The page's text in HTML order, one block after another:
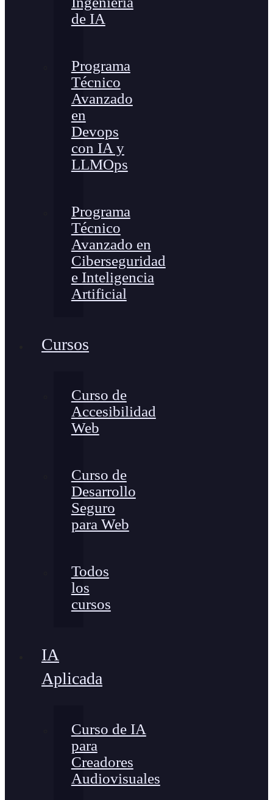
de IA
Programa
Técnico
Avanzado
en
Devops
con IA y
LLMOps
Programa
Técnico
Avanzado en
Ciberseguridad
e Inteligencia
Artificial
Cursos
Curso de
Accesibilidad
Web
Curso de
Desarrollo
Seguro
para Web
Todos
los
cursos
IA
Aplicada
Curso de IA
para
Creadores
Audiovisuales